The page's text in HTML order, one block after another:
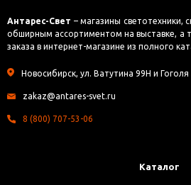
Антарес-Свет – магазины светотехники,
обширным ассортиментом на выставке, а
заказа в интернет-магазине из полного
Новосибирск, ул. Ватутина 99Н и Гоголя
zakaz@antares-svet.ru
8 (800) 707-53-06
Каталог